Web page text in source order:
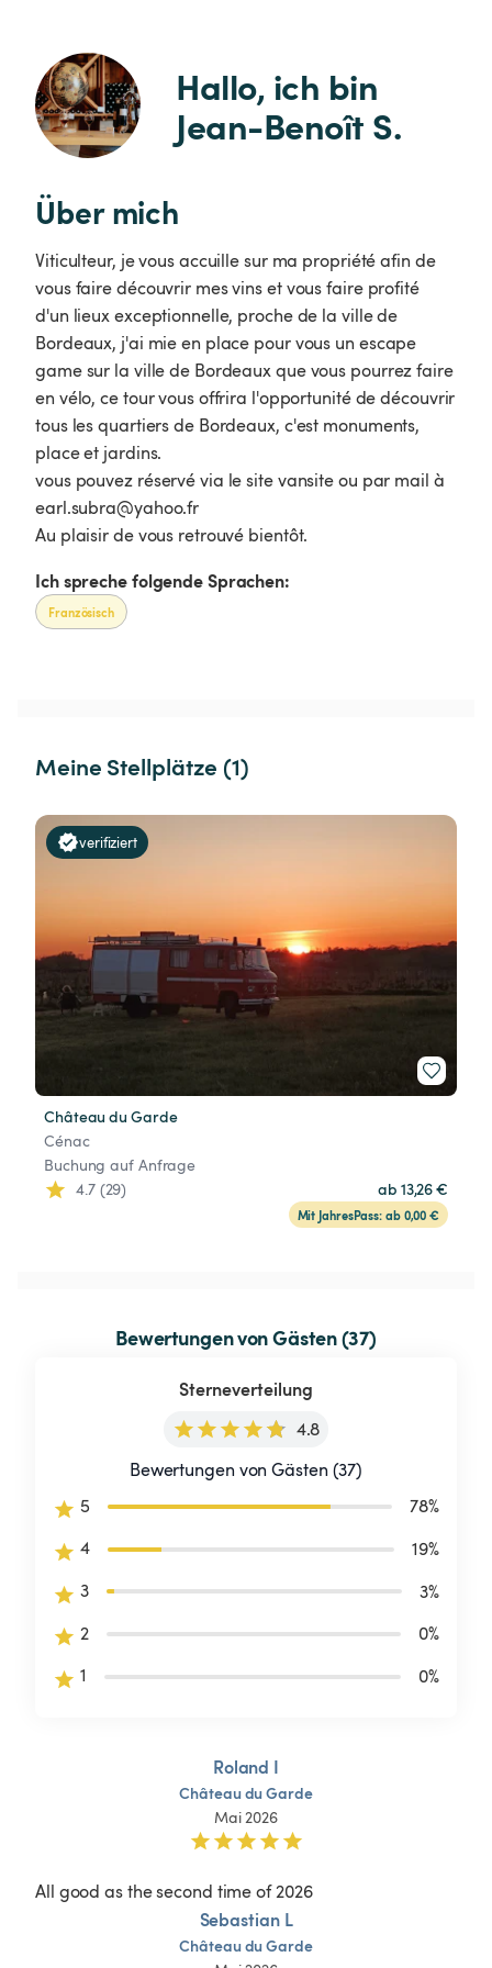
Hallo, ich bin
Jean-Benoît S.
Über mich
Viticulteur, je vous accuille sur ma propriété afin de
vous faire découvrir mes vins et vous faire profité
d'un lieux exceptionnelle, proche de la ville de
Bordeaux, j'ai mie en place pour vous un escape
game sur la ville de Bordeaux que vous pourrez faire
en vélo, ce tour vous offrira l'opportunité de découvrir
tous les quartiers de Bordeaux, c'est monuments,
place et jardins.
vous pouvez réservé via le site vansite ou par mail à
earl.subra@yahoo.fr
Au plaisir de vous retrouvé bientôt.
Ich spreche folgende Sprachen:
Französisch
Meine Stellplätze (1)
verifiziert
Château du Garde
Cénac
Buchung auf Anfrage
4.7 (29)
ab 13,26 €
Mit JahresPass: ab 0,00 €
Bewertungen von Gästen (37)
Sterneverteilung
4.8
Bewertungen von Gästen (37)
5
78%
4
19%
3
3%
2
0%
1
0%
Roland I
ChâteauduGarde
Mai 2026
All good as the second time of 2026
Sebastian L
ChâteauduGarde